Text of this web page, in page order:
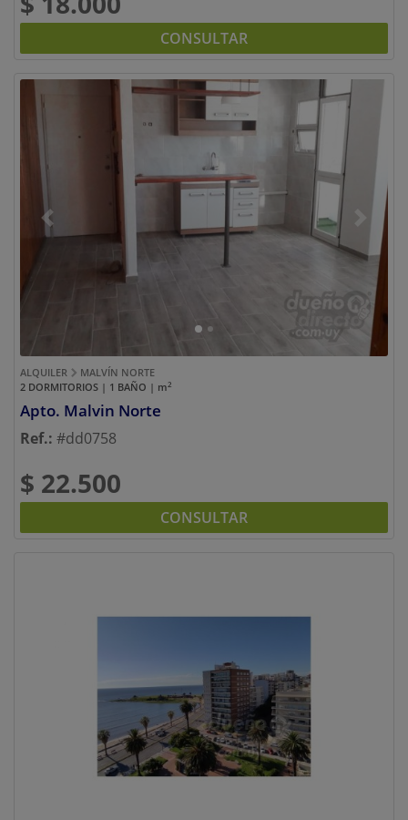
CONSULTAR
Previous Next
ALQUILER
MALVÍN NORTE
2 DORMITORIOS | 1 BAÑO | m2
Apto. Malvin Norte
Ref.: #dd0758
$ 22.500
CONSULTAR